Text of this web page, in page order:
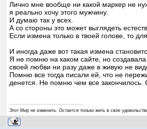
Лично мне вообще ни какой маркер не
я реально хочу этого мужчину.
И думаю так у всех.
А со стороны это может выглядеть
Если измена только в твоей голове, то
И иногда даже вот такая измена
Я не помню на каком сайте, но
своей любви ни разу даже в живую не
Помню все тогда писали ей, что не
денется. Не помню чем все закончилось.
Этот Мир не изменить. Остается только жить в свое